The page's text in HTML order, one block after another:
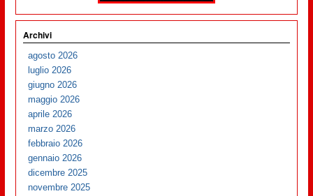
Archivi
agosto 2026
luglio 2026
giugno 2026
maggio 2026
aprile 2026
marzo 2026
febbraio 2026
gennaio 2026
dicembre 2025
novembre 2025